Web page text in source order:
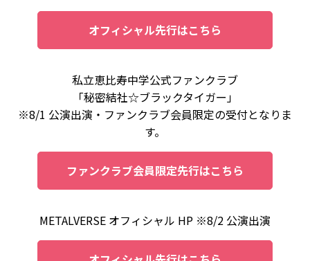
オフィシャル先行はこちら
私⽴恵⽐寿中学公式ファンクラブ
「秘密結社☆ブラックタイガー」
※8/1 公演出演・ファンクラブ会員限定の受付となりま
す。
ファンクラブ会員限定先行はこちら
METALVERSE オフィシャル HP ※8/2 公演出演